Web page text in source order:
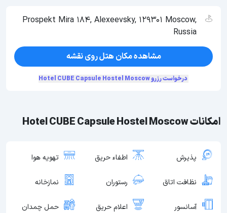
امکانات Hotel CUBE Capsule Hostel Moscow
پذیرش اطفاء حریق تهویه هوا
نظافت اتاق رستوران نمازخانه
آسانسور اعلام حریق حمل چمدان
Prospekt Mira 184, Alexeevsky, 129301 Moscow,
Russia
مشاهده مکان هتل روی نقشه
درخواست رزرو Hotel CUBE Capsule Hostel Moscow